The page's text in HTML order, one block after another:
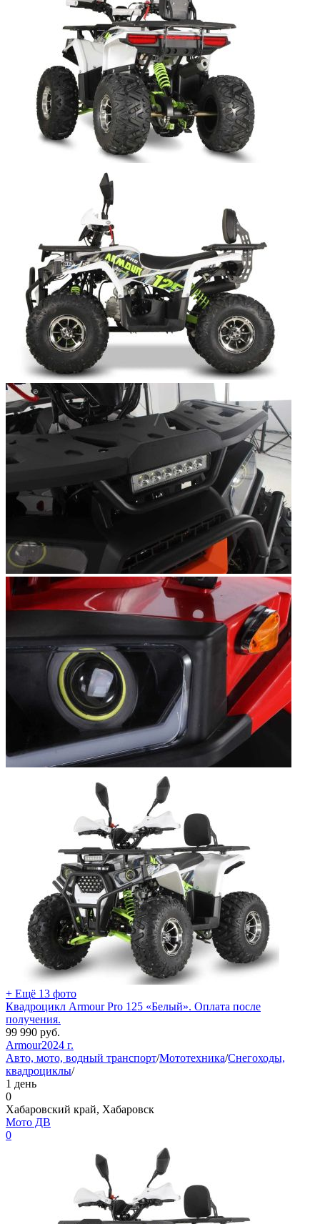
+ Ещё 13 фото
Квадроцикл Armour Pro 125 «Белый». Оплата после
получения.
99 990 руб.
Armour2024 г.
Авто, мото, водный транспорт/Мототехника/Снегоходы,
квадроциклы/
1 день
0
Хабаровский край, Хабаровск
Мото ДВ
0